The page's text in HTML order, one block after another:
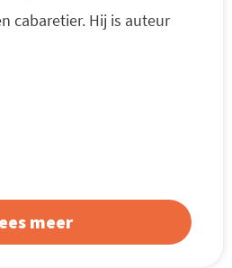
cabaretier. Hij is auteur
meer